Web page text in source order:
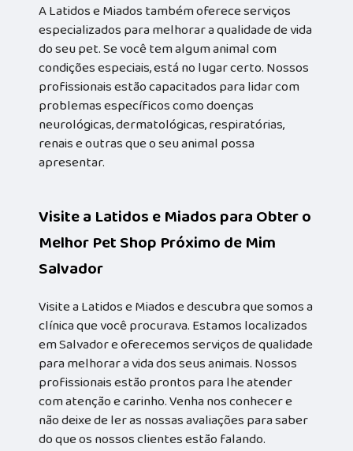
A Latidos e Miados também oferece serviços
especializados para melhorar a qualidade de vida
do seu pet. Se você tem algum animal com
condições especiais, está no lugar certo. Nossos
profissionais estão capacitados para lidar com
problemas específicos como doenças
neurológicas, dermatológicas, respiratórias,
renais e outras que o seu animal possa
apresentar.
Visite a Latidos e Miados para Obter o
Melhor Pet Shop Próximo de Mim
Salvador
Visite a Latidos e Miados e descubra que somos a
clínica que você procurava. Estamos localizados
em Salvador e oferecemos serviços de qualidade
para melhorar a vida dos seus animais. Nossos
profissionais estão prontos para lhe atender
com atenção e carinho. Venha nos conhecer e
não deixe de ler as nossas avaliações para saber
do que os nossos clientes estão falando.